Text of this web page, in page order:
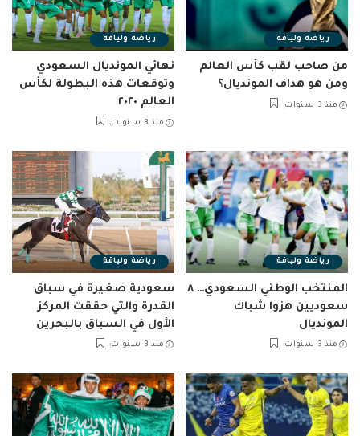
رياضة ولياقة
من صاحب لقب كأس العالم
ومن هو هداف المونديال؟
منذ 3 سنوات
رياضة ولياقة
نهائي المونديال السعودي
وتوقعات هذه البطولة لكأس
العالم ٢٠٢٠
منذ 3 سنوات
رياضة ولياقة
المنتخب الوطني السعودي… ٨
سعوديين هزوا شباك
المونديال
منذ 3 سنوات
رياضة ولياقة
سعودية صغيرة في سباق
القدرة والتي حققت المركز
الأول في السباق بالبحرين
منذ 3 سنوات